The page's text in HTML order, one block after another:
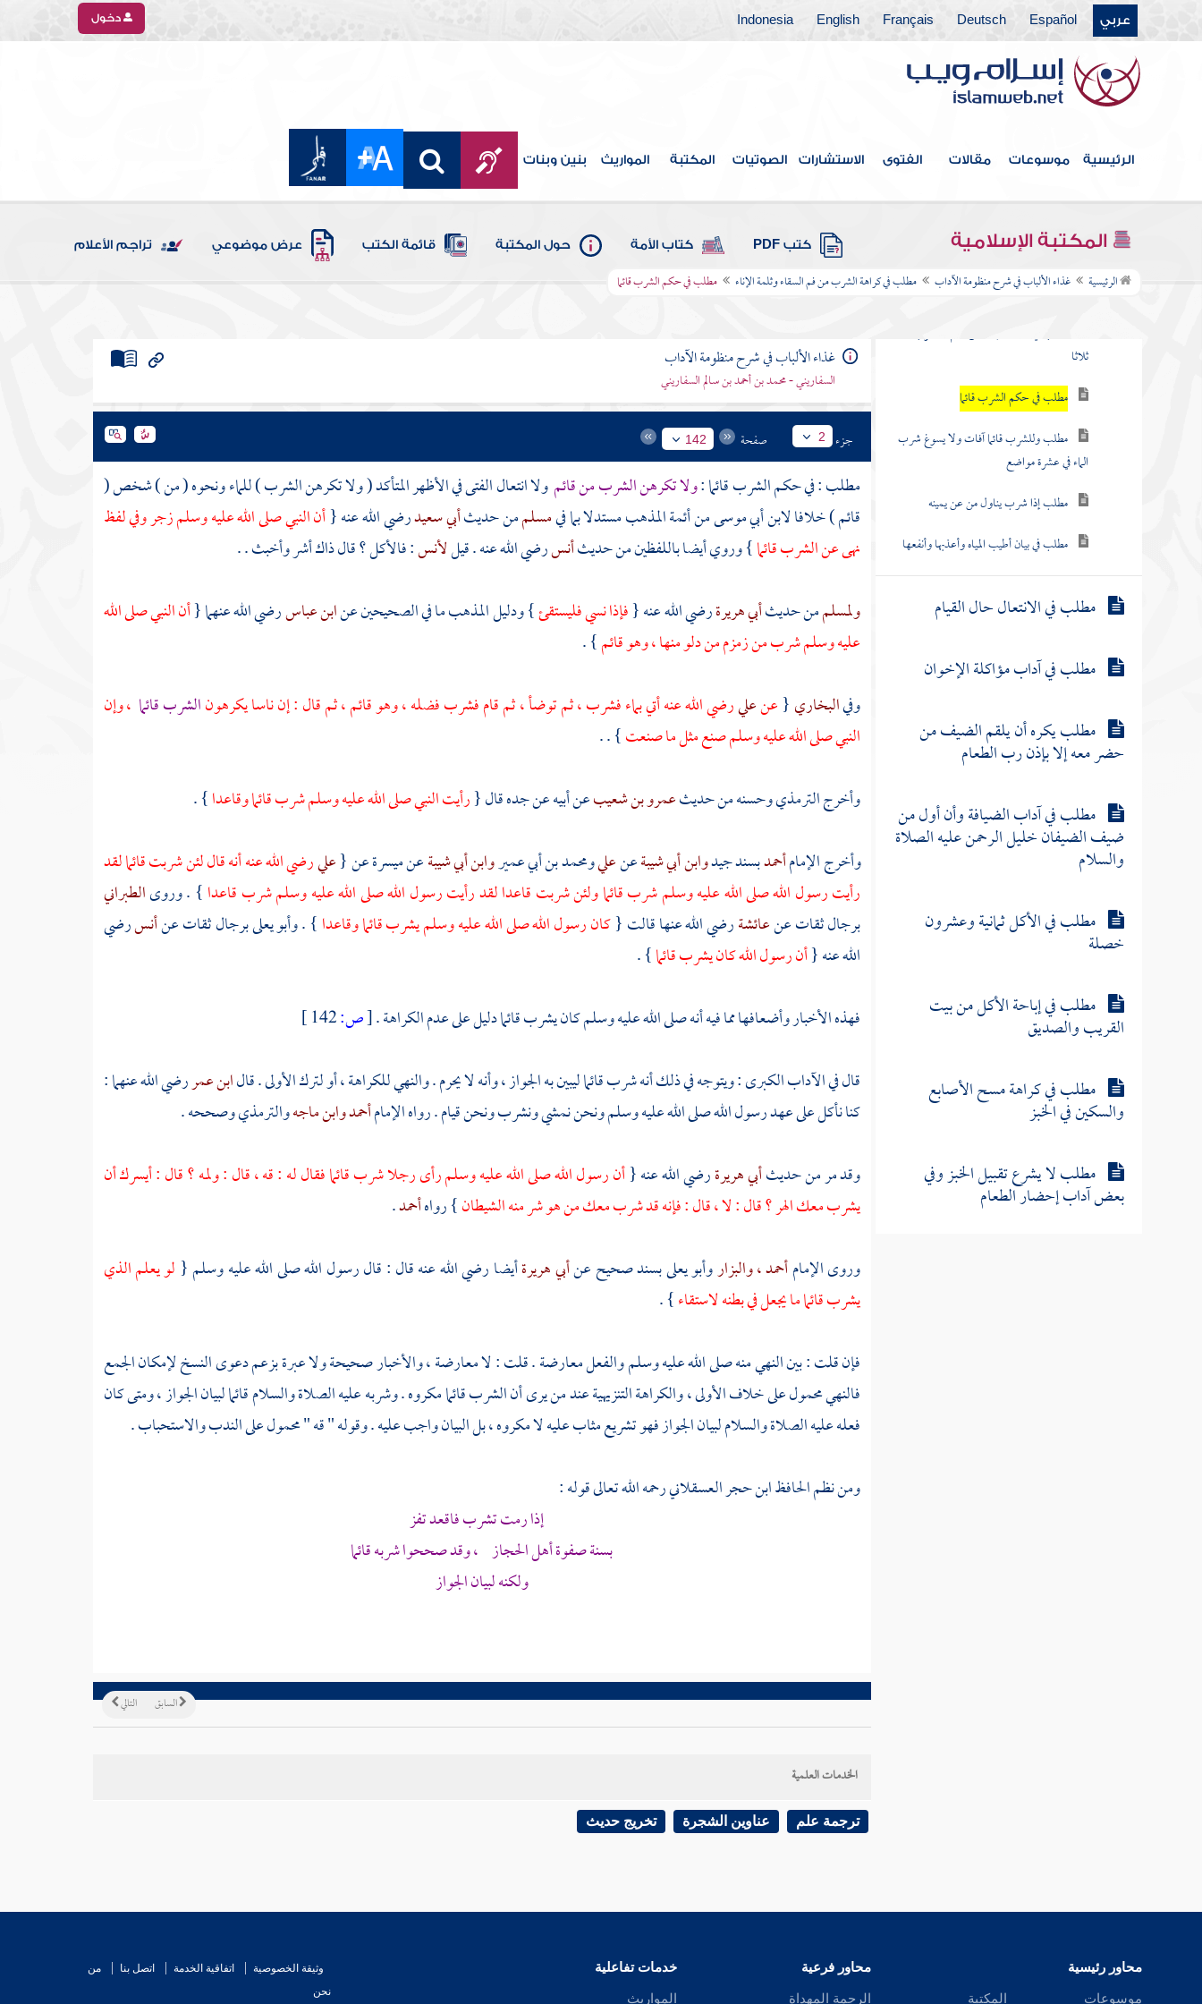
عربي Español
Deutsch
Français
English
Indonesia دخول
الرئيسية موسوعات مقالات الفتوى الاستشارات الصوتيات المكتبة المواريث بنين وبنات
المكتبة الإسلامية كتب PDF كتاب الأمة حول المكتبة قائمة الكتب عرض موضوعي تراجم الأعلام
الرئيسية غذاء الألباب في شرح منظومة الآداب مطلب في كراهة الشرب من فم السقاء وثلمة الإناء مطلب في حكم الشرب قائما
مطلب في بيان ما خلق الله من النعم المسهلة
لهضم الطعام
العرب
مطلب في ترك ما تعافه النفس بلا
تعنيف ولا عيب
مطلب في كراهة الشرب من فم السقاء وثلمة
مطلب في تنحية الإناء عن الفم والشرب
ثلاثا
مطلب في حكم الشرب قائما
مطلب وللشرب قائما آفات ولا يسوغ شرب
الماء في عشرة مواضع
مطلب إذا شرب يناول من عن يمينه
مطلب في بيان أطيب المياه وأعذبها وأنفعها
مطلب في الانتعال حال القيام
مطلب في آداب مؤاكلة الإخوان
مطلب يكره أن يلقم الضيف من
حضر معه إلا بإذن رب الطعام
مطلب في آداب الضيافة وأن أول من
ضيف الضيفان خليل الرحمن عليه الصلاة
والسلام
مطلب في الأكل ثمانية وعشرون
خصلة
مطلب في إباحة الأكل من بيت
القريب والصديق
مطلب في كراهة مسح الأصابع
والسكين في الخبز
مطلب لا يشرع تقبيل الخبز وفي
بعض آداب إحضار الطعام
البشرة
غذاء الألباب في شرح منظومة الآداب
السفاريني - محمد بن أحمد بن سالم السفاريني
جزء 2 صفحة 142
مطلب : في حكم الشرب قائما :ولا تكرهن الشرب من قائمولا انتعال الفتى في الأظهر المتأكد ( ولا تكرهن الشرب ) للماء ونحوه ( من ) شخص (
قائم ) خلافالابن أبي موسىمن أئمة المذهب مستدلا بما فيمسلممن حديثأبي سعيدرضي الله عنه {أن النبي صلى الله عليه وسلم زجر وفي لفظ
نهى عن الشرب قائما} وروي أيضا باللفظين من حديثأنسرضي الله عنه . قيللأنس: فالأكل ؟ قال ذاك أشر وأخبث . .
ولمسلممن حديثأبي هريرةرضي الله عنه {فإذا نسي فليستقئ} ودليل المذهب ما في الصحيحين عنابن عباسرضي الله عنهما {أن النبي صلى الله
عليه وسلم شرب منزمزممن دلو منها ، وهو قائم} .
وفيالبخاري{عنعليرضي الله عنه أتي بماء فشرب ، ثم توضأ ، ثم قام فشرب فضله ، وهو قائم ، ثم قال : إن ناسا يكرهونالشرب قائما ، وإن
النبي صلى الله عليه وسلم صنع مثل ما صنعت} . .
وأخرجالترمذيوحسنه من حديثعمرو بن شعيبعن أبيه عن جده قال {رأيت النبي صلى الله عليه وسلم شرب قائما وقاعدا} .
وأخرج الإمامأحمدبسند جيدوابن أبي شيبةعنعليومحمد بن أبي عميروابن أبي شيبةعنميسرةعن {عليرضي الله عنه أنه قال لئن شربت قائما لقد
رأيت رسول الله صلى الله عليه وسلم شرب قائما ولئن شربت قاعدا لقد رأيت رسول الله صلى الله عليه وسلم شرب قاعدا} . وروىالطبراني
برجال ثقات عنعائشةرضي الله عنها قالت {كان رسول الله صلى الله عليه وسلم يشرب قائما وقاعدا} .وأبو يعلىبرجال ثقات عنأنسرضي
الله عنه {أن رسول الله كان يشرب قائما} .
فهذه الأخبار وأضعافها مما فيه أنه صلى الله عليه وسلم كان يشرب قائما دليل على عدم الكراهة .[ص:
قال في الآداب الكبرى : ويتوجه في ذلك أنه شرب قائما ليبين به الجواز ، وأنه لا يحرم . والنهي للكراهة ، أو لترك الأولى . قالابن عمررضي الله عنهما :
كنا نأكل على عهد رسول الله صلى الله عليه وسلم ونحن نمشي ونشرب ونحن قيام . رواه الإمامأحمدوابن ماجهوالترمذيوصححه .
وقد مر من حديثأبي هريرةرضي الله عنه {أن رسول الله صلى الله عليه وسلم رأى رجلا شرب قائما فقال له : قه ، قال : ولمه ؟ قال : أيسرك أن
يشرب معك الهر ؟ قال : لا ، قال : فإنه قد شرب معك من هو شر منه الشيطان} رواهأحمد.
وروى الإمامأحمد، والبزاروأبو يعلىبسند صحيح عنأبي هريرةأيضا رضي الله عنه قال : قال رسول الله صلى الله عليه وسلم {لو يعلم الذي
يشرب قائما ما يجعل في بطنه لاستقاء} .
فإن قلت : بين النهي منه صلى الله عليه وسلم والفعل معارضة .قلت: لا معارضة ، والأخبار صحيحة ولا عبرة بزعم دعوى النسخ لإمكان الجمع
فالنهي محمول على خلاف الأولى ، والكراهة التنزيهية عند من يرى أن الشرب قائما مكروه . وشربه عليه الصلاة والسلام قائما لبيان الجواز ، ومتى كان
فعله عليه الصلاة والسلام لبيان الجواز فهو تشريع مثاب عليه لا مكروه ، بل البيان واجب عليه . وقوله " قه " محمول على الندب والاستحباب .
ومن نظم الحافظابن حجر العسقلانيرحمه الله تعالى قوله :
إذا رمت تشرب فاقعد تفز
بسنة صفوة أهل الحجاز ، وقد صححوا شربه قائما
ولكنه لبيان الجواز
التالي السابق
الخدمات العلمية
ترجمة علم عناوين الشجرة تخريج حديث
محاور رئيسية
موسوعات المكتبة
محاور فرعية
الرحمة المهداة
خدمات تفاعلية
المواريث
وثيقة الخصوصية اتفاقية الخدمة اتصل بنا
من
نحن